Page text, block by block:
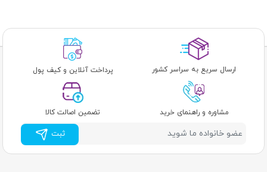
ارسال سریع به سراسر کشور پرداخت آنلاین و کیف پول
مشاوره و راهنمای خرید تضمین اصالت کالا
ثبت